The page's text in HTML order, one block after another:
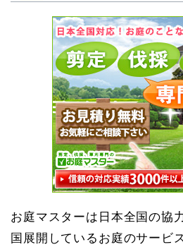
お庭マスターは日本全国の協
国展開しているお庭のサービ